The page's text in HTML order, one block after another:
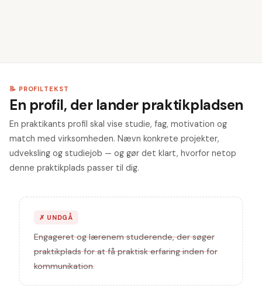
📝 PROFILTEKST
En profil, der lander praktikpladsen
En praktikants profil skal vise studie, fag, motivation og
match med virksomheden. Nævn konkrete projekter,
udveksling og studiejob — og gør det klart, hvorfor netop
denne praktikplads passer til dig.
✗ UNDGÅ
Engageret og lærenem studerende, der søger
praktikplads for at få praktisk erfaring inden for
kommunikation.